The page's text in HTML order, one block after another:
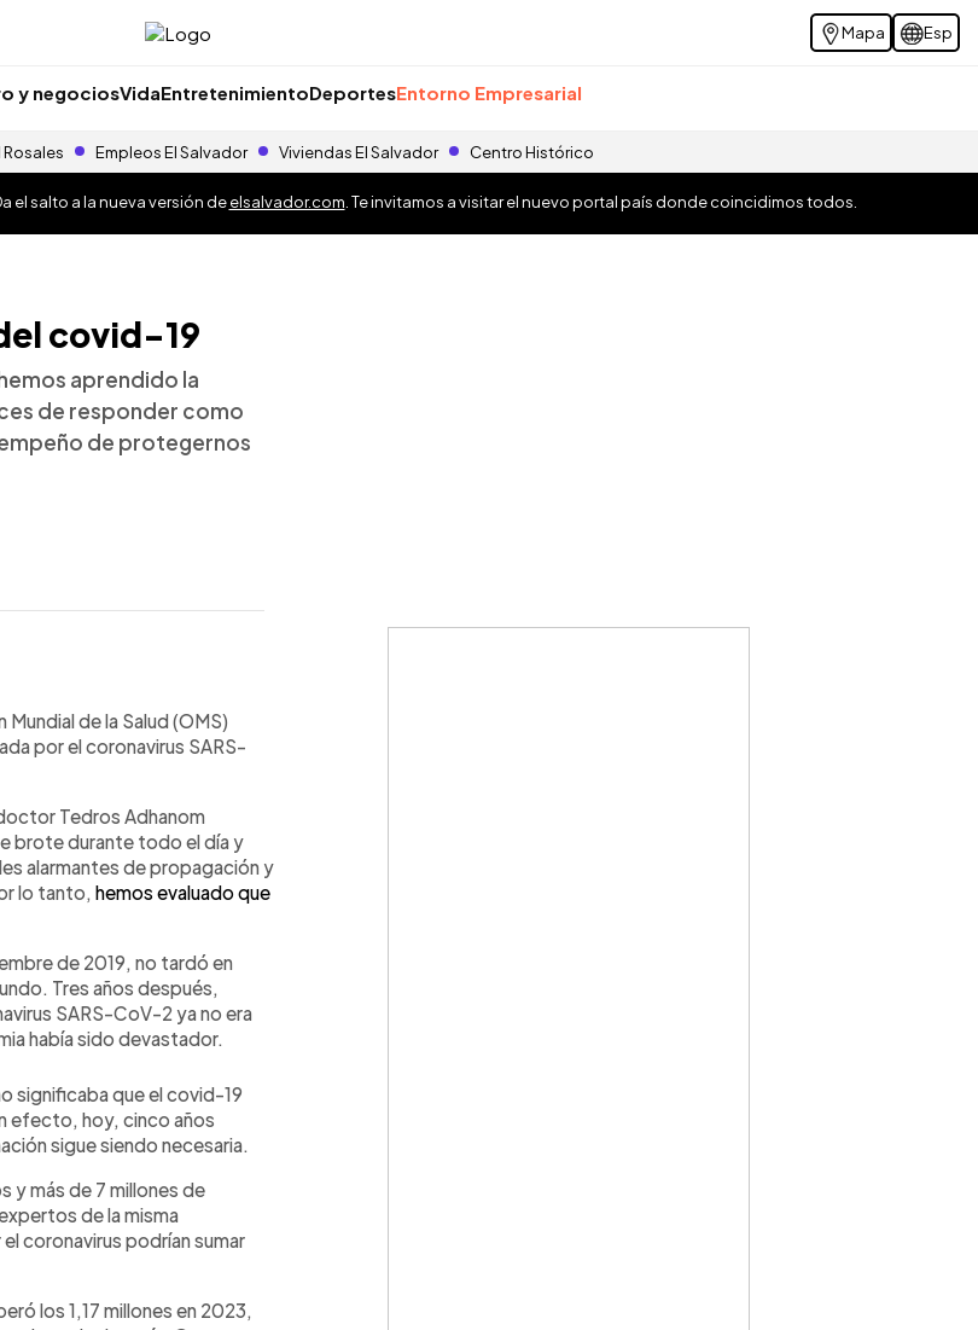
Mapa Esp
y negociosVidaEntretenimientoDeportesEntorno Empresarial
Empleos El Salvador Viviendas El Salvador Centro Histórico
el salto a la nueva versión deelsalvador.com . Te invitamos a visitar el nuevo portal país donde coincidimos todos.
covid-19
aprendido la
de responder como
de protegernos
de la Salud (OMS)
por el coronavirus SARS-
Tedros Adhanom
brote durante todo el día y
alarmantes de propagación y
lo tanto, hemos evaluado que
de 2019, no tardó en
Tres años después,
SARS-CoV-2 ya no era
había sido devastador.
significaba que el covid-19
efecto, hoy, cinco años
sigue siendo necesaria.
y más de 7 millones de
de la misma
coronavirus podrían sumar
los 1,17 millones en 2023,